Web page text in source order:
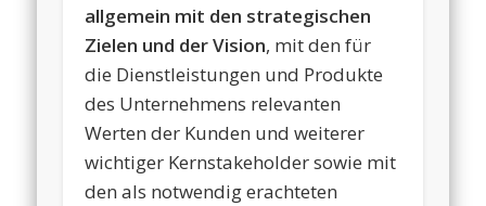
allgemein mit den strategischen
Zielen und der Vision, mit den für
die Dienstleistungen und Produkte
des Unternehmens relevanten
Werten der Kunden und weiterer
wichtiger Kernstakeholder sowie mit
den als notwendig erachteten